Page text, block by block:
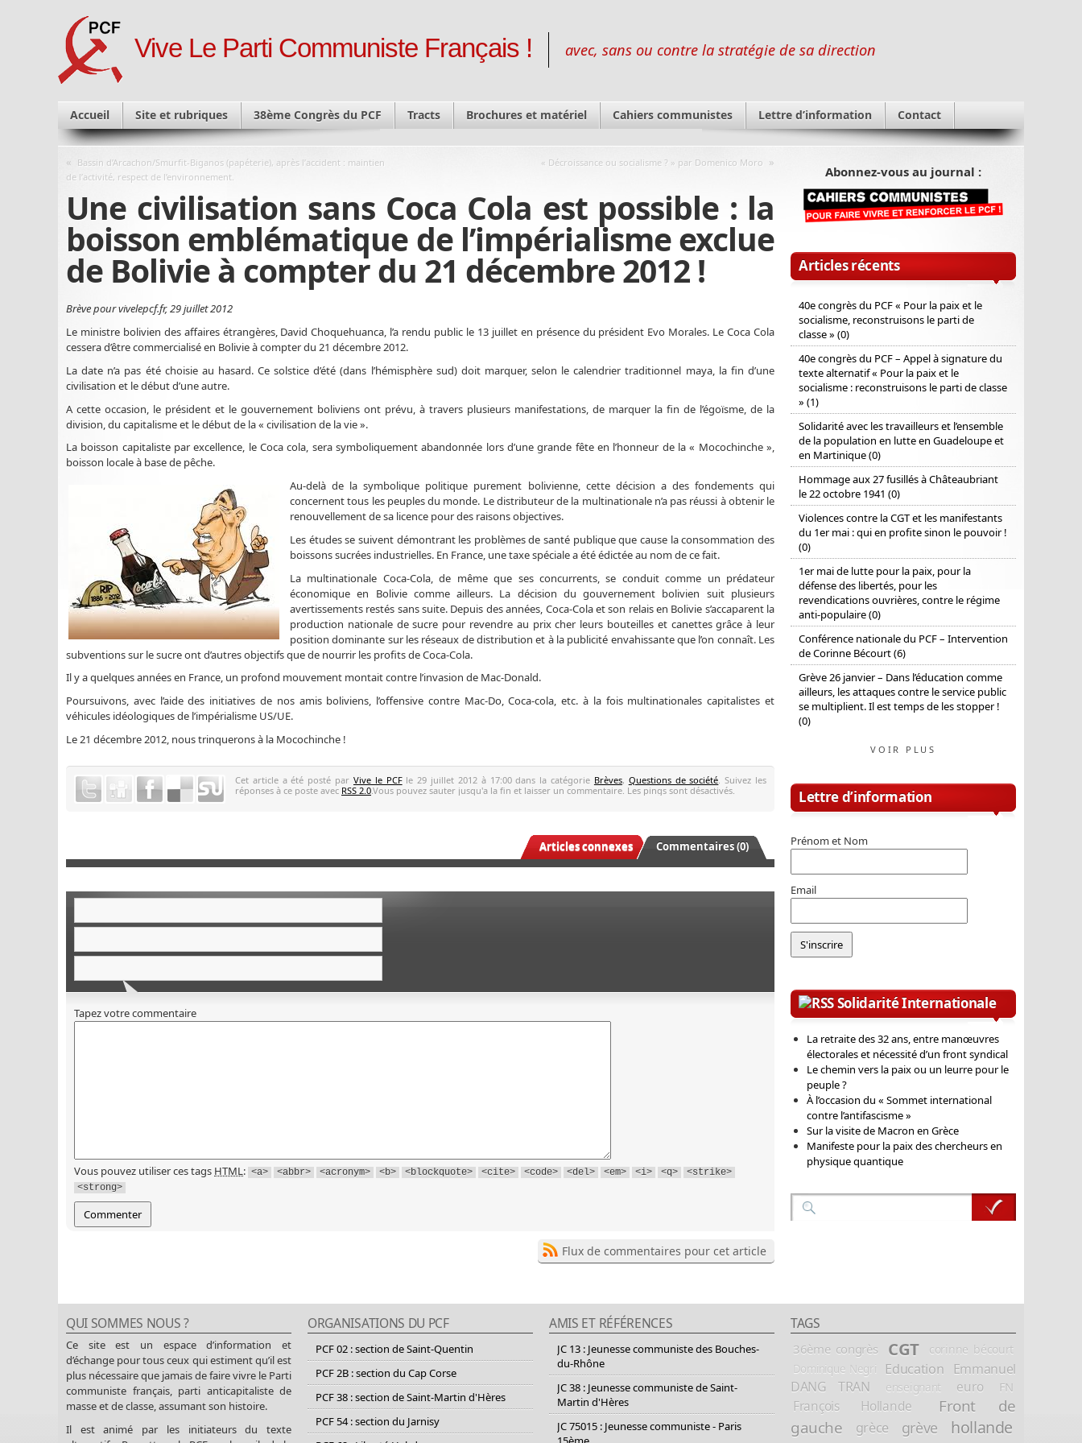
Vive Le Parti Communiste Français ! avec, sans ou contre la stratégie de sa direction
Accueil Site et rubriques 38ème Congrès du PCF Tracts Brochures et matériel Cahiers communistes Lettre d’information Contact
« Bassin d’Arcachon/Smurfit-Biganos (papéterie), après l’accident : maintien
de l’activité, respect de l’environnement.
« Décroissance ou socialisme ? » par Domenico Moro »
Une civilisation sans Coca Cola est possible : la
boisson emblématique de l’impérialisme exclue
de Bolivie à compter du 21 décembre 2012 !
Brève pour vivelepcf.fr, 29 juillet 2012
Le ministre bolivien des affaires étrangères, David Choquehuanca, l’a rendu public le 13 juillet en présence du président Evo Morales. Le Coca Cola
cessera d’être commercialisé en Bolivie à compter du 21 décembre 2012.
La date n’a pas été choisie au hasard. Ce solstice d’été (dans l’hémisphère sud) doit marquer, selon le calendrier traditionnel maya, la fin d’une
civilisation et le début d’une autre.
A cette occasion, le président et le gouvernement boliviens ont prévu, à travers plusieurs manifestations, de marquer la fin de l’égoïsme, de la
division, du capitalisme et le début de la « civilisation de la vie ».
La boisson capitaliste par excellence, le Coca cola, sera symboliquement abandonnée lors d’une grande fête en l’honneur de la « Mocochinche »,
boisson locale à base de pêche.
Au-delà de la symbolique politique purement bolivienne, cette décision a des fondements qui
concernent tous les peuples du monde. Le distributeur de la multinationale n’a pas réussi à obtenir le
renouvellement de sa licence pour des raisons objectives.
Les études se suivent démontrant les problèmes de santé publique que cause la consommation des
boissons sucrées industrielles. En France, une taxe spéciale a été édictée au nom de ce fait.
La multinationale Coca-Cola, de même que ses concurrents, se conduit comme un prédateur
économique en Bolivie comme ailleurs. La décision du gouvernement bolivien suit plusieurs
avertissements restés sans suite. Depuis des années, Coca-Cola et son relais en Bolivie s’accaparent la
production nationale de sucre pour revendre au prix cher leurs bouteilles et canettes grâce à leur
position dominante sur les réseaux de distribution et à la publicité envahissante que l’on connaît. Les
subventions sur le sucre ont d’autres objectifs que de nourrir les profits de Coca-Cola.
Il y a quelques années en France, un profond mouvement montait contre l’invasion de Mac-Donald.
Poursuivons, avec l’aide des initiatives de nos amis boliviens, l’offensive contre Mac-Do, Coca-cola, etc. à la fois multinationales capitalistes et
véhicules idéologiques de l’impérialisme US/UE.
Le 21 décembre 2012, nous trinquerons à la Mocochinche !
Cet article a été posté par Vive le PCFle 29 juillet 2012 à 17:00 dans la catégorie Brèves, Questions de société . Suivez les
réponses à ce poste avec RSS 2.0.Vous pouvez sauter jusqu'a la fin et laisser un commentaire. Les pings sont désactivés.
Commentaires (0)
Articles connexes
Tapez votre commentaire
Vous pouvez utiliser ces tags HTML : <a> <abbr> <acronym> <b> <blockquote> <cite> <code> <del> <em> <i> <q>
<strike>
<strong>
Flux de commentaires pour cet article
Abonnez-vous au journal :
Articles récents
40e congrès du PCF « Pour la paix et le
socialisme, reconstruisons le parti de
classe » (0)
40e congrès du PCF – Appel à signature du
texte alternatif « Pour la paix et le
socialisme : reconstruisons le parti de classe
» (1)
Solidarité avec les travailleurs et l’ensemble
de la population en lutte en Guadeloupe et
en Martinique (0)
Hommage aux 27 fusillés à Châteaubriant
le 22 octobre 1941 (0)
Violences contre la CGT et les manifestants
du 1er mai : qui en profite sinon le pouvoir !
(0)
1er mai de lutte pour la paix, pour la
défense des libertés, pour les
revendications ouvrières, contre le régime
anti-populaire (0)
Conférence nationale du PCF – Intervention
de Corinne Bécourt (6)
Grève 26 janvier – Dans l’éducation comme
ailleurs, les attaques contre le service public
se multiplient. Il est temps de les stopper !
(0)
VOIR PLUS
Lettre d’information
Prénom et Nom
Email
Solidarité Internationale
La retraite des 32 ans, entre manœuvres
électorales et nécessité d’un front syndical
Le chemin vers la paix ou un leurre pour le
peuple ?
À l’occasion du « Sommet international
contre l’antifascisme »
Sur la visite de Macron en Grèce
Manifeste pour la paix des chercheurs en
physique quantique
QUI SOMMES NOUS ?
Ce site est un espace d’information et
d’échange pour tous ceux qui estiment qu’il est
plus nécessaire que jamais de faire vivre le Parti
communiste français, parti anticapitaliste de
masse et de classe, assumant son histoire.
Il est animé par les initiateurs du texte
ORGANISATIONS DU PCF
PCF 02 : section de Saint-Quentin
PCF 2B : section du Cap Corse
PCF 38 : section de Saint-Martin d'Hères
PCF 54 : section du Jarnisy
AMIS ET RÉFÉRENCES
JC 13 : Jeunesse communiste des Bouches-
du-Rhône
JC 38 : Jeunesse communiste de Saint-
Martin d'Hères
JC 75015 : Jeunesse communiste - Paris
TAGS
36ème congrès CGT corinne bécourt
Dominique Negri Education
Emmanuel
DANG TRAN
enseignant euro FN
François Hollande
Front de
gauche
grèce grève hollande